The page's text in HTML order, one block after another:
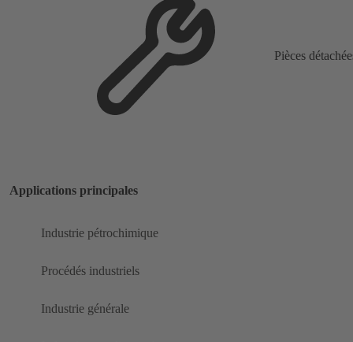
Pièces
Applications principales
Industrie pétrochimique
Procédés industriels
Industrie générale